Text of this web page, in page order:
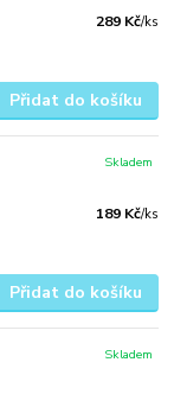
289 Kč/ks
Přidat do košíku
189 Kč/ks
Skladem
Přidat do košíku
Skladem